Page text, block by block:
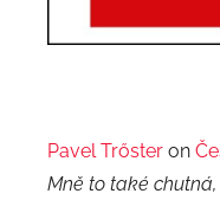
Pavel Trőster on
Mně to také